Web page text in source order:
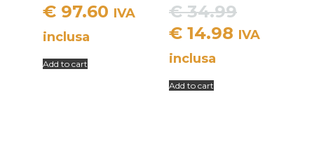
METAL
€ 97.60 IVA
inclusa
Add to cart
CERCHIONI
PROFESSIO
ALE
€34.99
prezzo
€ 14.98 Il
IVA
inclusa
Add to cart